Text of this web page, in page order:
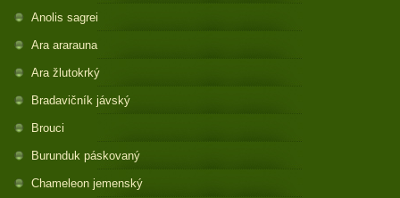
Anolis sagrei
Ara ararauna
Ara žlutokrký
Bradavičník jávský
Brouci
Burunduk páskovaný
Chameleon jemenský